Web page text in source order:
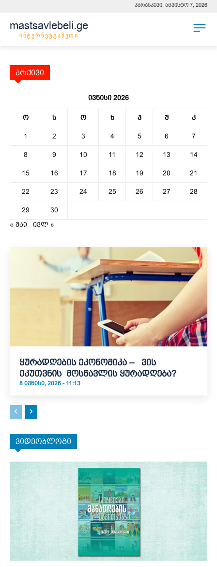
პარასკევი, აგვისტო 7, 2026
mastsavlebeli.ge
ინტერნეტგაზეთი
არქივი
ივნისი 2026
ო ს ო ხ პ შ კ
1 2 3 4 5 6 7
8 9 10 11 12 13 14
15 16 17 18 19 20 21
22 23 24 25 26 27 28
29
30
« მაი
ივლ »
ყურადღების ეკონომიკა – ვის
ეკუთვნის მოსწავლის ყურადღება?
8 ᲘᲕᲜᲘᲡᲘ, 2026 - 11:13
ვიდეობლოგი